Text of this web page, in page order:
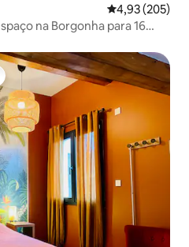
4,93 de uma
4,93 (205)
na Borgonha para 16
dos hóspedes